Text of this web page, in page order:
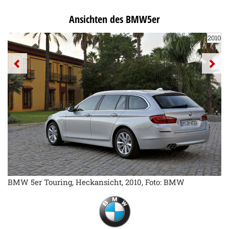
Ansichten des BMW5er
2010
BMW 5er Touring, Heckansicht, 2010, Foto: BMW